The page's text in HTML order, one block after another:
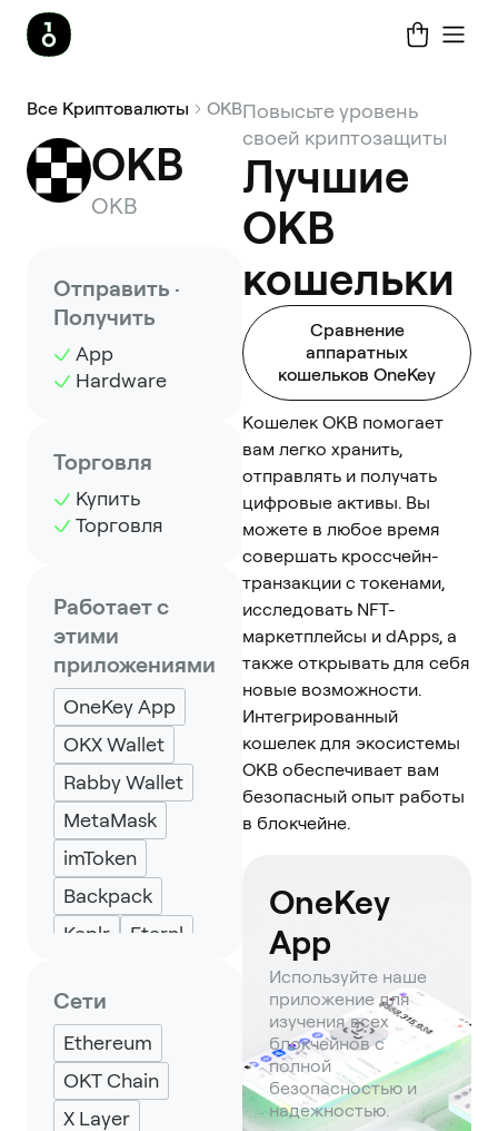
Все Криптовалюты OKB
OKB
OKB
Отправить ·
Получить
App
Hardware
Торговля
Купить
Торговля
Работает с
этими
приложениями
OneKey App
OKX Wallet
Rabby Wallet
MetaMask
imToken
Backpack
Keplr
Eternl
Сети
Ethereum
OKT Chain
X Layer
Повысьте уровень
своей криптозащиты
Лучшие
OKB
кошельки
Сравнение
аппаратных
кошельков OneKey
Кошелек OKB помогает
вам легко хранить,
отправлять и получать
цифровые активы. Вы
можете в любое время
совершать кроссчейн-
транзакции с токенами,
исследовать NFT-
маркетплейсы и dApps, а
также открывать для себя
новые возможности.
Интегрированный
кошелек для экосистемы
OKB обеспечивает вам
безопасный опыт работы
в блокчейне.
OneKey
App
Используйте наше
приложение для
изучения всех
блокчейнов с
полной
безопасностью и
надежностью.